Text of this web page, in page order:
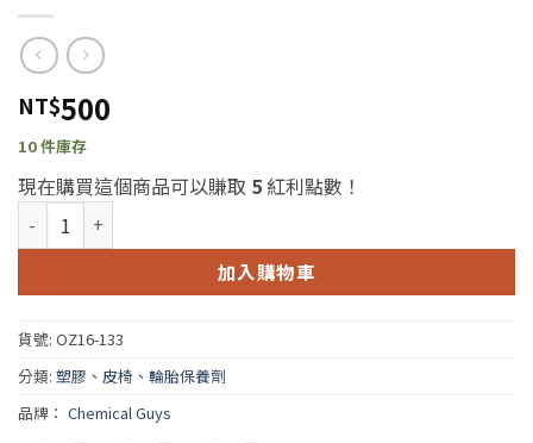
NT$500
10 件庫存
現在購買這個商品可以賺取 5紅利點數！
Chemical Guys Bare Bones Undercarriage Spray 16oz. (化學
加入購物車
貨號: OZ16-133
分類: 塑膠、皮椅、輪胎保養劑
品牌： Chemical Guys